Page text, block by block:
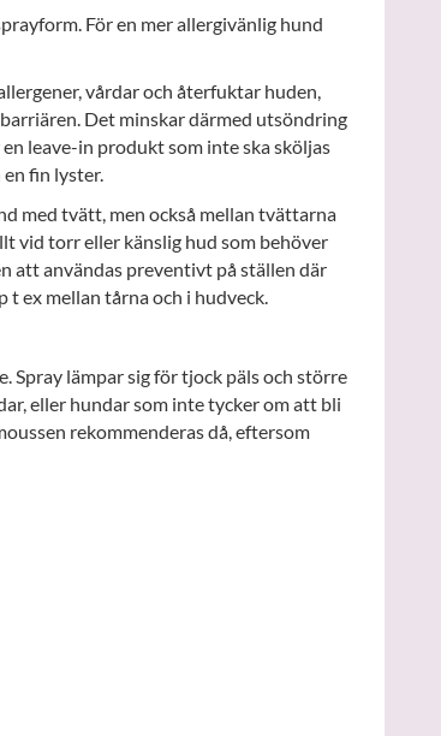
För en mer allergivänlig hund
vårdar och återfuktar huden,
Det minskar därmed utsöndring
leave-in produkt som inte ska sköljas
en fin lyster.
med tvätt, men också mellan tvättarna
vid torr eller känslig hud som behöver
att användas preventivt på ställen där
ex mellan tårna och i hudveck.
Spray lämpar sig för tjock päls och större
eller hundar som inte tycker om att bli
rekommenderas då, eftersom